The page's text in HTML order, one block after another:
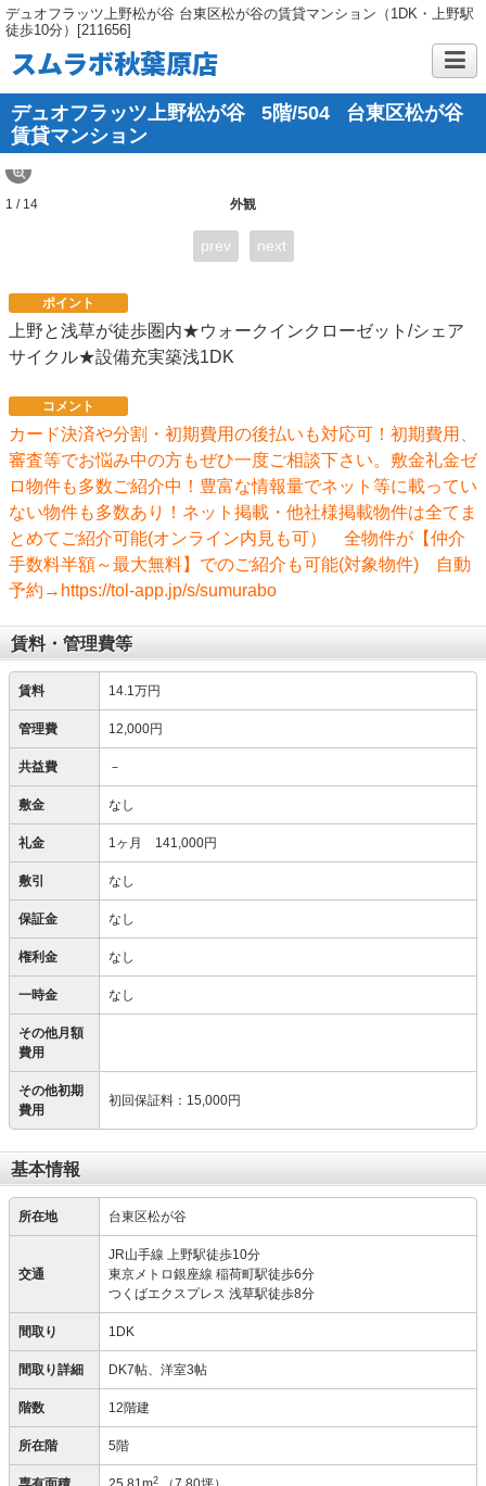
デュオフラッツ上野松が谷 台東区松が谷の賃貸マンション（1DK・上野駅
徒歩10分）[211656]
スムラボ秋葉原店
デュオフラッツ上野松が谷 5階/504
台東区松が谷
賃貸マンション
外観
1 / 14
prev next
ポイント
上野と浅草が徒歩圏内★ウォークインクローゼット/シェア
サイクル★設備充実築浅1DK
コメント
カード決済や分割・初期費用の後払いも対応可！初期費用、
審査等でお悩み中の方もぜひ一度ご相談下さい。敷金礼金ゼ
ロ物件も多数ご紹介中！豊富な情報量でネット等に載ってい
ない物件も多数あり！ネット掲載・他社様掲載物件は全てま
とめてご紹介可能(オンライン内見も可） 全物件が【仲介
手数料半額～最大無料】でのご紹介も可能(対象物件) 自動
予約→https://tol-app.jp/s/sumurabo
賃料・管理費等
賃料 14.1万円
管理費 12,000円
共益費 －
敷金 なし
礼金 1ヶ月 141,000円
敷引 なし
保証金 なし
権利金 なし
一時金 なし
その他月額
費用
その他初期
費用
初回保証料 ： 15,000円
基本情報
所在地 台東区松が谷
交通
JR山手線 上野駅徒歩10分
東京メトロ銀座線 稲荷町駅徒歩6分
つくばエクスプレス 浅草駅徒歩8分
間取り 1DK
間取り詳細 DK7帖、洋室3帖
階数 12階建
所在階 5階
2